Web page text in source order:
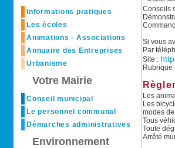
Informations pratiques
Les écoles
Animations - Associations
Annuaire des Entreprises
Urbanisme
Votre Mairie
Conseil municipal
Le personnel communal
Démarches administratives
Environnement
Conseils
Si vous
Par
Site :
Rubrique
Les
Les
modes
Tous
Toute
Arrêté